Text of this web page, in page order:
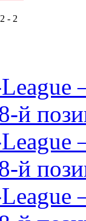
2 - 2
й
й